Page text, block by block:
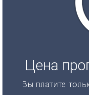
Цена
Вы платите